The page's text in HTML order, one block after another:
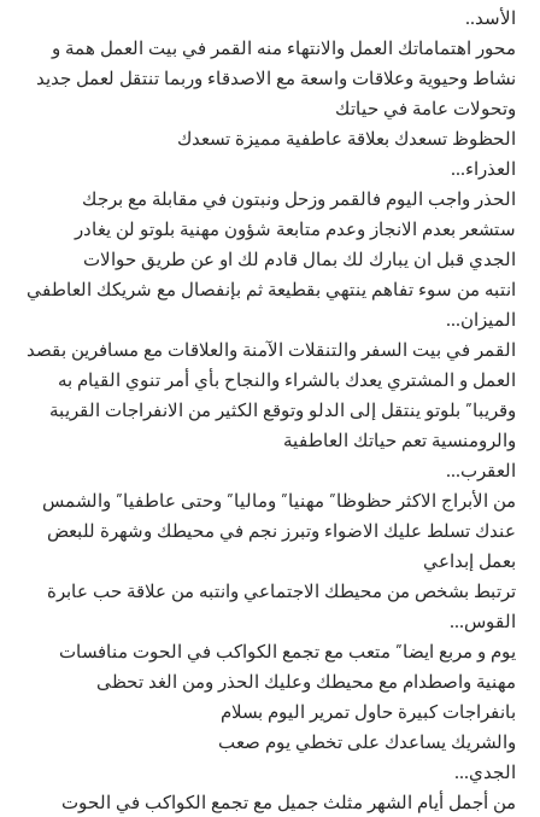
الأسد..
محور اهتماماتك العمل والانتهاء منه القمر في بيت العمل همة و
نشاط وحيوية وعلاقات واسعة مع الاصدقاء وربما تنتقل لعمل جديد
وتحولات عامة في حياتك
الحظوظ تسعدك بعلاقة عاطفية مميزة تسعدك
العذراء…
الحذر واجب اليوم فالقمر وزحل ونبتون في مقابلة مع برجك
ستشعر بعدم الانجاز وعدم متابعة شؤون مهنية بلوتو لن يغادر
الجدي قبل ان يبارك لك بمال قادم لك او عن طريق حوالات
انتبه من سوء تفاهم ينتهي بقطيعة ثم بإنفصال مع شريكك العاطفي
الميزان…
القمر في بيت السفر والتنقلات الآمنة والعلاقات مع مسافرين بقصد
العمل و المشتري يعدك بالشراء والنجاح بأي أمر تنوي القيام به
وقريبا” بلوتو ينتقل إلى الدلو وتوقع الكثير من الانفراجات القريبة
والرومنسية تعم حياتك العاطفية
العقرب…
من الأبراج الاكثر حظوظا” مهنيا” وماليا” وحتى عاطفيا” والشمس
عندك تسلط عليك الاضواء وتبرز نجم في محيطك وشهرة للبعض
بعمل إبداعي
ترتبط بشخص من محيطك الاجتماعي وانتبه من علاقة حب عابرة
القوس…
يوم و مربع ايضا” متعب مع تجمع الكواكب في الحوت منافسات
مهنية واصطدام مع محيطك وعليك الحذر ومن الغد تحظى
بانفراجات كبيرة حاول تمرير اليوم بسلام
والشريك يساعدك على تخطي يوم صعب
الجدي…
من أجمل أيام الشهر مثلث جميل مع تجمع الكواكب في الحوت